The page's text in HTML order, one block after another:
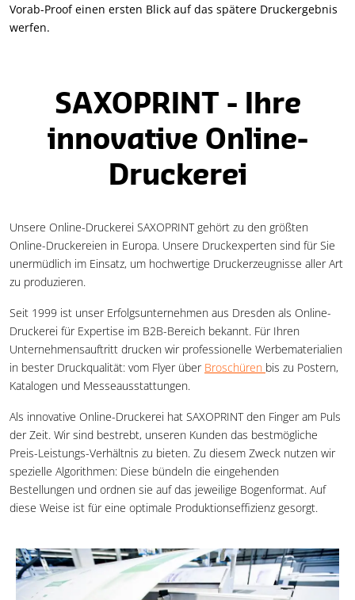
Vorab-Proof einen ersten Blick auf das spätere Druck­ergebnis
werfen.
SAXOPRINT - Ihre
innovative Online-
Druckerei
Unsere Online-Druckerei SAXOPRINT gehört zu den größten
Online-Druckereien in Europa. Unsere Druckexperten sind für Sie
unermüdlich im Einsatz, um hochwertige Druckerzeugnisse aller Art
zu produzieren.
Seit 1999 ist unser Erfolgsunternehmen aus Dresden als Online-
Druckerei für Expertise im B2B-Bereich bekannt. Für Ihren
Unternehmensauftritt drucken wir professionelle Werbematerialien
in bester Druckqualität: vom Flyer über Broschüren bis zu Postern,
Katalogen und Messeausstattungen.
Als innovative Online-Druckerei hat SAXOPRINT den Finger am Puls
der Zeit. Wir sind bestrebt, unseren Kunden das bestmögliche
Preis-Leistungs-Verhältnis zu bieten. Zu diesem Zweck nutzen wir
spezielle Algorithmen: Diese bündeln die eingehenden
Bestellungen und ordnen sie auf das jeweilige Bogenformat. Auf
diese Weise ist für eine optimale Produktionseffizienz gesorgt.